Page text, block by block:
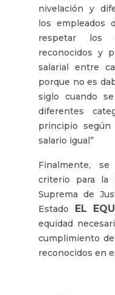
nivelación y
los empleados
respetar los
reconocidos y
salarial entre
porque no es
siglo cuando
diferentes
principio según
salario igual”
Finalmente,
criterio para la
Suprema de
Estado EL
equidad
cumplimiento
reconocidos en